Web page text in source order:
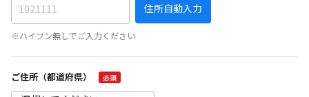
住所自動入力
※ハイフン無しでご入力ください
ご住所（都道府県） 必須